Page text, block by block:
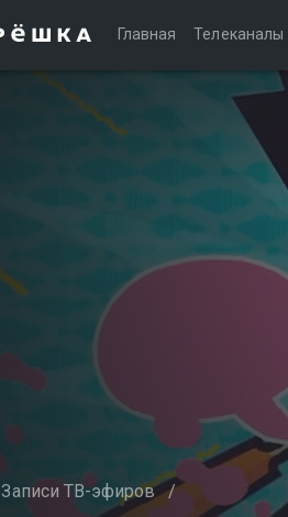
Главная Телеканалы
Записи ТВ-эфиров /